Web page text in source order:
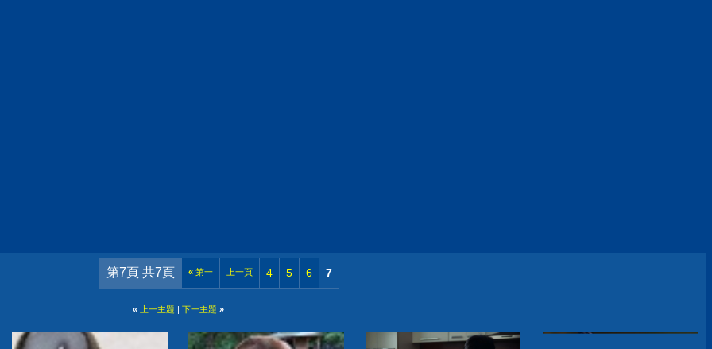
第7頁 共7頁 « 第一 上一頁 4 5 6 7
« 上一主題 | 下一主題 »